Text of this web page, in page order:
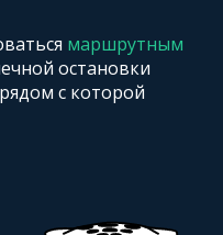
маршрутным
остановки
с которой